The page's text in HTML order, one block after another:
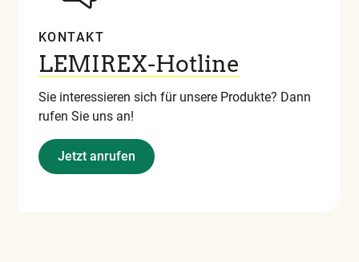
KONTAKT
LEMIREX-Hotline
Sie interessieren sich für unsere Produkte? Dann
rufen Sie uns an!
Jetzt anrufen